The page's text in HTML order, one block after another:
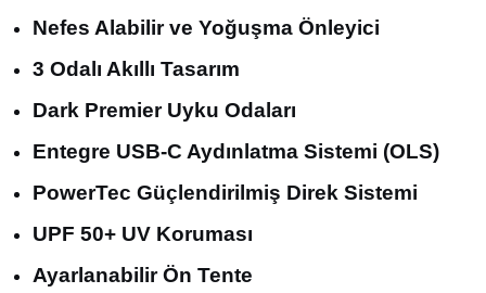
Nefes Alabilir ve Yoğuşma Önleyici
3 Odalı Akıllı Tasarım
Dark Premier Uyku Odaları
Entegre USB-C Aydınlatma Sistemi (OLS)
PowerTec Güçlendirilmiş Direk Sistemi
UPF 50+ UV Koruması
Ayarlanabilir Ön Tente